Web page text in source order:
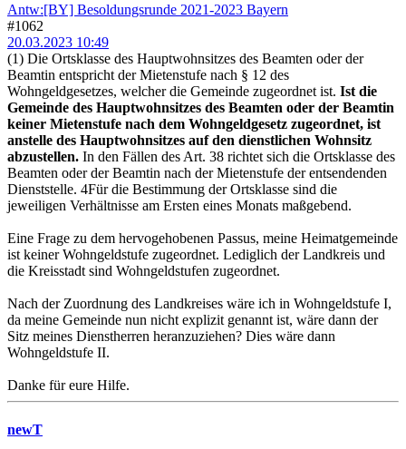
Antw:[BY] Besoldungsrunde 2021-2023 Bayern
#1062
20.03.2023 10:49
(1) Die Ortsklasse des Hauptwohnsitzes des Beamten oder der
Beamtin entspricht der Mietenstufe nach § 12 des
Wohngeldgesetzes, welcher die Gemeinde zugeordnet ist. Ist die
Gemeinde des Hauptwohnsitzes des Beamten oder der Beamtin
keiner Mietenstufe nach dem Wohngeldgesetz zugeordnet, ist
anstelle des Hauptwohnsitzes auf den dienstlichen Wohnsitz
abzustellen. In den Fällen des Art. 38 richtet sich die Ortsklasse des
Beamten oder der Beamtin nach der Mietenstufe der entsendenden
Dienststelle. 4Für die Bestimmung der Ortsklasse sind die
jeweiligen Verhältnisse am Ersten eines Monats maßgebend.
Eine Frage zu dem hervogehobenen Passus, meine Heimatgemeinde
ist keiner Wohngeldstufe zugeordnet. Lediglich der Landkreis und
die Kreisstadt sind Wohngeldstufen zugeordnet.
Nach der Zuordnung des Landkreises wäre ich in Wohngeldstufe I,
da meine Gemeinde nun nicht explizit genannt ist, wäre dann der
Sitz meines Dienstherren heranzuziehen? Dies wäre dann
Wohngeldstufe II.
Danke für eure Hilfe.
newT